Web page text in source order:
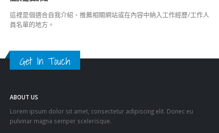
關於我們
員名單的地方。
Get In Touch